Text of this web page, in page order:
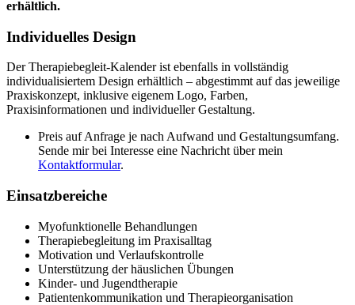
erhältlich.
Individuelles Design
Der Therapiebegleit-Kalender ist ebenfalls in vollständig
individualisiertem Design erhältlich – abgestimmt auf das jeweilige
Praxiskonzept, inklusive eigenem Logo, Farben,
Praxisinformationen und individueller Gestaltung.
Preis auf Anfrage je nach Aufwand und Gestaltungsumfang.
Sende mir bei Interesse eine Nachricht über mein
Kontaktformular.
Einsatzbereiche
Myofunktionelle Behandlungen
Therapiebegleitung im Praxisalltag
Motivation und Verlaufskontrolle
Unterstützung der häuslichen Übungen
Kinder- und Jugendtherapie
Patientenkommunikation und Therapieorganisation